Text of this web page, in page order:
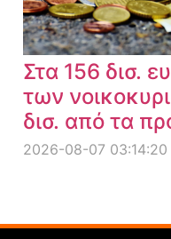
Στα 156 δισ.
των
δισ. από τα
2026-08-07 03:14:20